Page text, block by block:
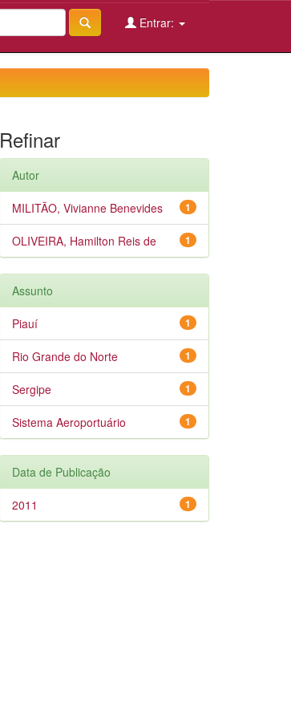
Entrar:
Refinar
Autor
1
MILITÃO, Vivianne Benevides
1
OLIVEIRA, Hamilton Reis de
Assunto
1
Piauí
1
Rio Grande do Norte
1
Sergipe
1
Sistema Aeroportuário
Data de Publicação
1
2011